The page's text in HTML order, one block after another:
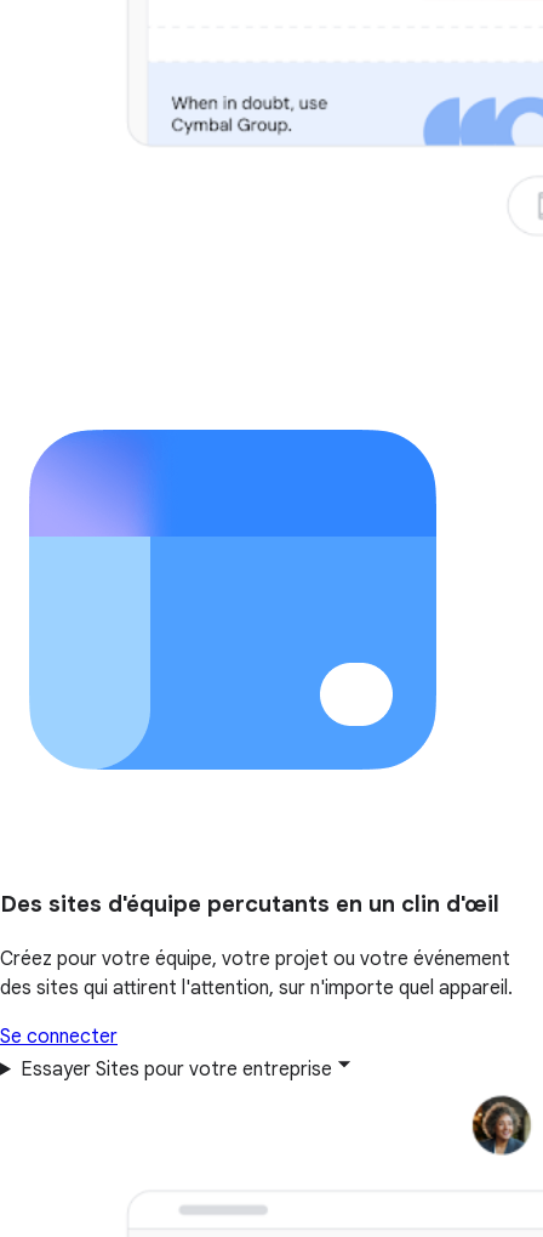
Des sites d'équipe percutants en un clin d'œil
Créez pour votre équipe, votre projet ou votre événement
des sites qui attirent l'attention, sur n'importe quel appareil.
Se connecter
Essayer Sites pour votre entreprise